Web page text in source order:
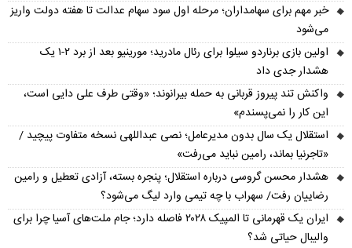
خبر مهم برای سهامداران؛ مرحله اول سود سهام عدالت تا هفته دولت واریز
می‌شود
اولین بازی برناردو سیلوا برای رئال مادرید؛ مورینیو بعد از برد ۲-۱ یک
هشدار جدی داد
واکنش تند پیروز قربانی به حمله بیرانوند؛ «وقتی طرف علی دایی است،
این کار را نمی‌پسندم»
استقلال یک سال بدون مدیرعامل؛ نصی عبداللهی نسخه متفاوت پیچید /
«تاجرنیا بماند، رامین نباید می‌رفت»
هشدار محسن گروسی درباره استقلال؛ پنجره بسته، آزادی تعطیل و رامین
رضاییان رفت/ سهراب با چه تیمی وارد لیگ می‌شود؟
ایران یک قهرمانی تا المپیک ۲۰۲۸ فاصله دارد؛ جام ملت‌های آسیا چرا برای
والیبال حیاتی شد؟